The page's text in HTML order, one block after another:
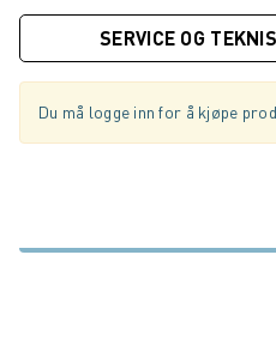
SERVICE OG
Du må logge inn for å kjøpe